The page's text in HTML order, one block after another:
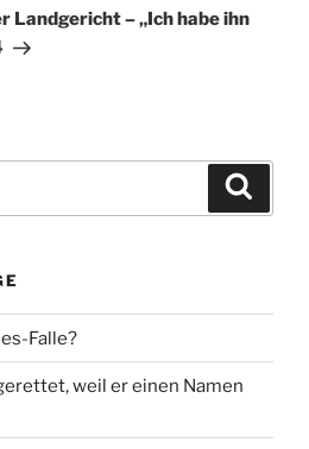
Landgericht – „Ich habe ihn
Falle?
weil er einen Namen